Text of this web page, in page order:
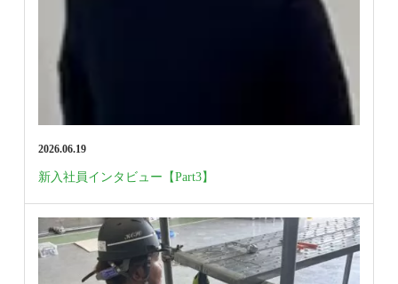
2026.06.19
新入社員インタビュー【Part3】